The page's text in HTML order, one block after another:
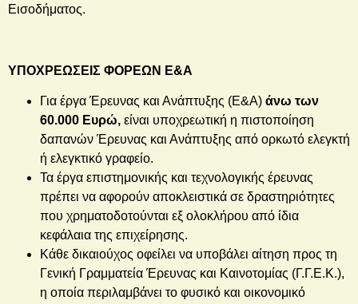
Εισοδήματος.
ΥΠΟΧΡΕΩΣΕΙΣ ΦΟΡΕΩΝ Ε&Α
Για έργα Έρευνας και Ανάπτυξης (Ε&Α) άνω των
60.000 Ευρώ, είναι υποχρεωτική η πιστοποίηση
δαπανών Έρευνας και Ανάπτυξης από ορκωτό ελεγκτή
ή ελεγκτικό γραφείο.
Τα έργα επιστημονικής και τεχνολογικής έρευνας
πρέπει να αφορούν αποκλειστικά σε δραστηριότητες
που χρηματοδοτούνται εξ ολοκλήρου από ίδια
κεφάλαια της επιχείρησης.
Κάθε δικαιούχος οφείλει να υποβάλει αίτηση προς τη
Γενική Γραμματεία Έρευνας και Καινοτομίας (Γ.Γ.Ε.Κ.),
η οποία περιλαμβάνει το φυσικό και οικονομικό